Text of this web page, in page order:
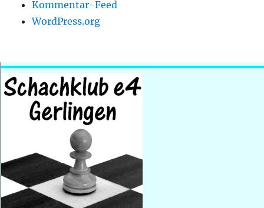
Kommentar-Feed
WordPress.org